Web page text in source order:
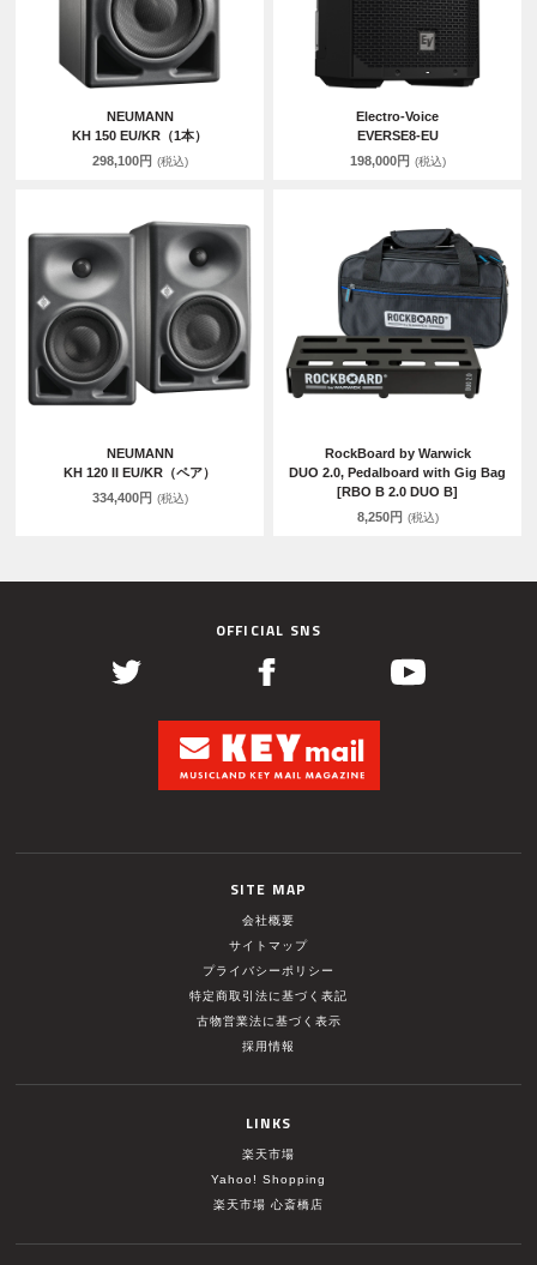
NEUMANN
KH 150 EU/KR（1本）
298,100円 (税込)
Electro-Voice
EVERSE8-EU
198,000円 (税込)
NEUMANN
KH 120 II EU/KR（ペア）
334,400円 (税込)
RockBoard by Warwick
DUO 2.0, Pedalboard with Gig Bag
[RBO B 2.0 DUO B]
8,250円 (税込)
OFFICIAL SNS
SITE MAP
会社概要
サイトマップ
プライバシーポリシー
特定商取引法に基づく表記
古物営業法に基づく表示
採用情報
LINKS
楽天市場
Yahoo! Shopping
楽天市場 心斎橋店